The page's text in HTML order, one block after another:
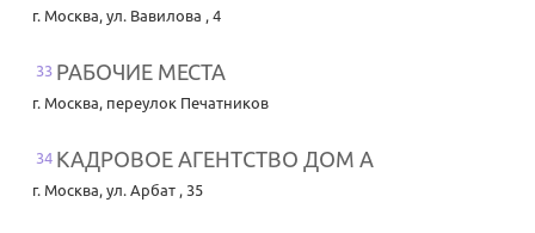
г. Москва, ул. Вавилова , 4
33 РАБОЧИЕ МЕСТА
г. Москва, переулок Печатников
34 КАДРОВОЕ АГЕНТСТВО ДОМ А
г. Москва, ул. Арбат , 35